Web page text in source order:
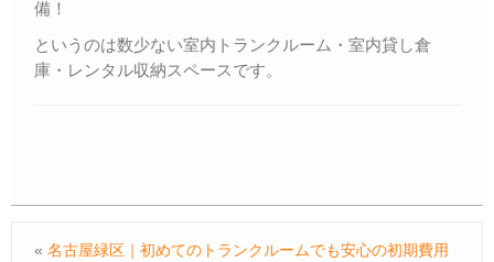
備！
というのは数少ない室内トランクルーム・室内貸し倉
庫・レンタル収納スペースです。
« 名古屋緑区｜初めてのトランクルームでも安心の初期費用